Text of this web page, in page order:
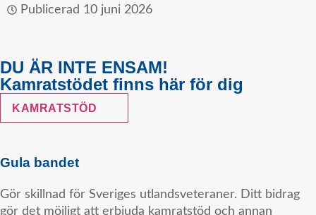
Publicerad 10 juni 2026
DU ÄR INTE ENSAM!
Kamratstödet finns här för dig
KAMRATSTÖD
Gula bandet
Gör skillnad för Sveriges utlandsveteraner. Ditt bidrag
gör det möjligt att erbjuda kamratstöd och annan